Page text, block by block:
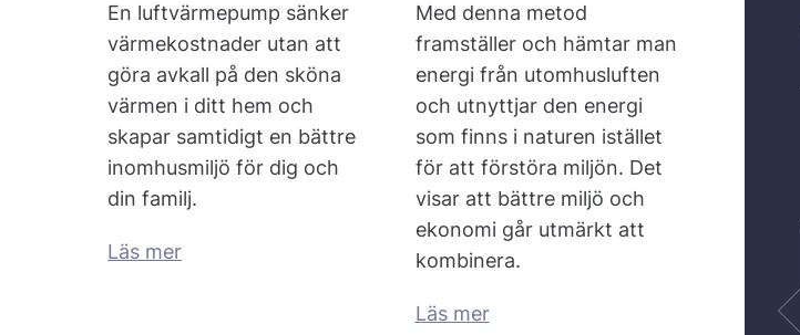
En luftvärmepump sänker
värmekostnader utan att
göra avkall på den sköna
värmen i ditt hem och
skapar samtidigt en bättre
inomhusmiljö för dig och
din familj.
Läs mer
Med denna metod
framställer och hämtar man
energi från utomhusluften
och utnyttjar den energi
som finns i naturen istället
för att förstöra miljön. Det
visar att bättre miljö och
ekonomi går utmärkt att
kombinera.
Läs mer